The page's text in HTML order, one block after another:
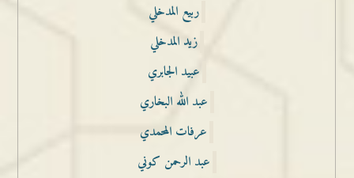
ربيع المدخلي
زيد المدخلي
عبيد الجابري
عبد الله البخاري
عرفات المحمدي
عبد الرحمن كوني